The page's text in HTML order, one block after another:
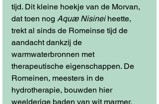
tijd. Dit kleine hoekje van de Morvan,
dat toen nog Aquæ Nisinei heette,
trekt al sinds de Romeinse tijd de
aandacht dankzij de
warmwaterbronnen met
therapeutische eigenschappen. De
Romeinen, meesters in de
hydrotherapie, bouwden hier
weelderige baden van wit marmer,